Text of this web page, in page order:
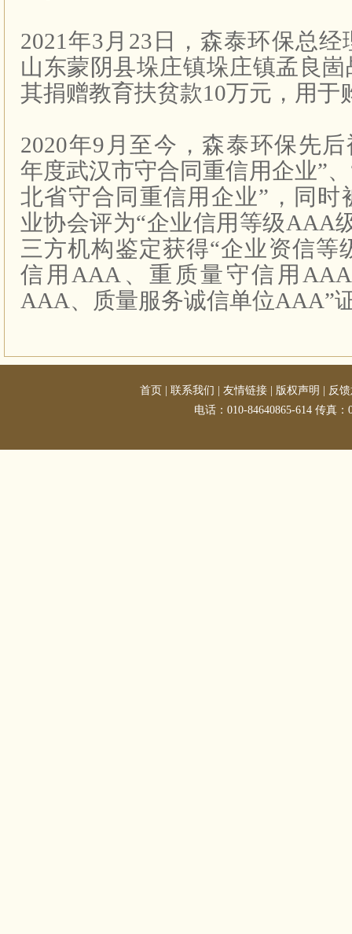
2021 年3 月 23 日，森泰环保总
山东蒙阴县垛庄镇垛庄镇孟良
其捐赠教育扶贫款10万元，用于
2020年9 月至今，森泰环保先后
年度武汉市守合同重信用企业”
北省守合同重信用企业”，同时
业协会评为“企业信用等级AAA
三方机构鉴定获得“企业资信等
信用 AAA 、重质量守信用 AAA
AAA、质量服务诚信单位AAA”
首页 联系我们 友情链接 版权声明
反
电话：010-84640865-614 传真